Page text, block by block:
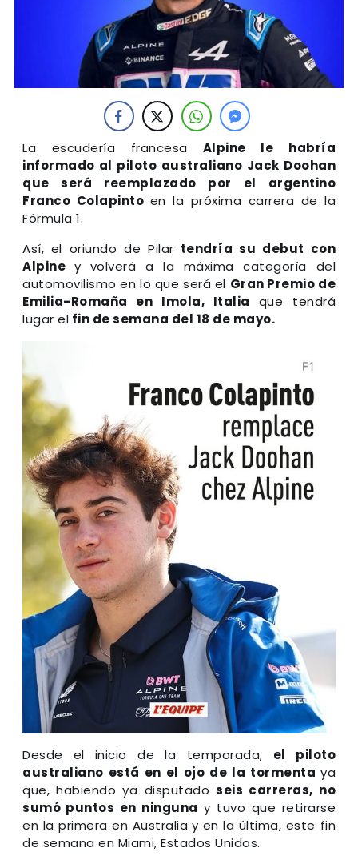
La escudería francesa Alpine le habría
informado al piloto australiano Jack Doohan
que será reemplazado por el argentino
Franco Colapinto en la próxima carrera de la
Fórmula 1.
Así, el oriundo de Pilar tendría su debut con
Alpine y volverá a la máxima categoría del
automovilismo en lo que será el Gran Premio de
Emilia-Romaña en Imola, Italia que tendrá
lugar el fin de semana del 18 de mayo.
Desde el inicio de la temporada, el piloto
australiano está en el ojo de la tormenta ya
que, habiendo ya disputadoseis carreras, no
sumó puntos en ninguna y tuvo que retirarse
en la primera en Australia y en la última, este fin
de semana en Miami, Estados Unidos.